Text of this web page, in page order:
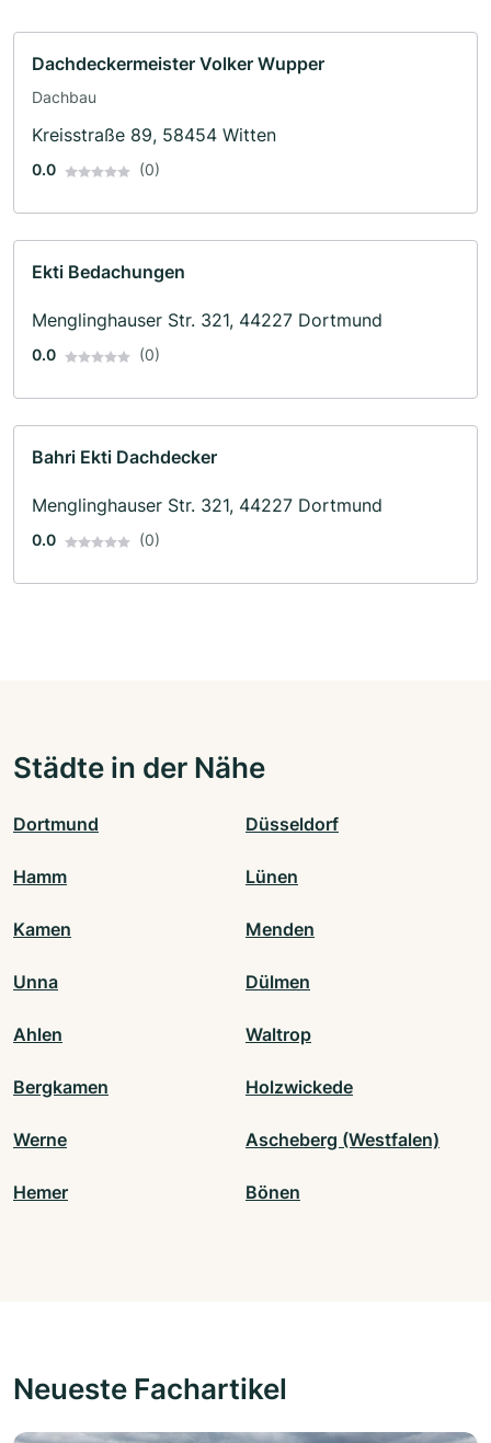
Dachdeckermeister Volker Wupper
Dachbau
Kreisstraße 89, 58454 Witten
0.0 (0)
Ekti Bedachungen
Menglinghauser Str. 321, 44227 Dortmund
0.0 (0)
Bahri Ekti Dachdecker
Menglinghauser Str. 321, 44227 Dortmund
0.0 (0)
Städte in der Nähe
Dortmund Düsseldorf
Hamm Lünen
Kamen Menden
Unna Dülmen
Ahlen Waltrop
Bergkamen Holzwickede
Werne Ascheberg (Westfalen)
Hemer Bönen
Neueste Fachartikel